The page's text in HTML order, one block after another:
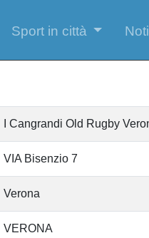
Sport in città
I Cangrandi Old Rugby
VIA Bisenzio 7
Verona
VERONA